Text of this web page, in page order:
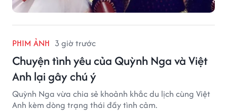
PHIM ẢNH 3 giờ trước
Chuyện tình yêu của Quỳnh Nga và Việt
Anh lại gây chú ý
Quỳnh Nga vừa chia sẻ khoảnh khắc du lịch cùng Việt
Anh kèm dòng trạng thái đầy tình cảm.